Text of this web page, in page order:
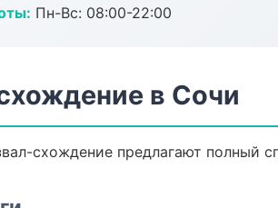
Пн-Вс: 08:00-22:00
в Сочи
схождение предлагают полный